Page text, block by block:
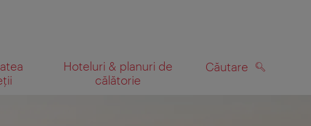
Hoteluri & planuri de
călătorie
Căutare